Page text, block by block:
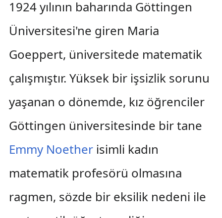
1924 yılının baharında Göttingen
Üniversitesi'ne giren Maria
Goeppert, üniversitede matematik
çalışmıştır. Yüksek bir işsizlik sorunu
yaşanan o dönemde, kız öğrenciler
Göttingen üniversitesinde bir tane
Emmy Noetherisimli kadın
matematik profesörü olmasına
ragmen, sözde bir eksilik nedeni ile